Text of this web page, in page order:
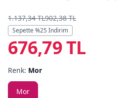
Markalar
Yazlık Pijama
1.137,34 TL902,38 TL
Sepette %25 İndirim
676,79 TL
Renk: Mor
Mor